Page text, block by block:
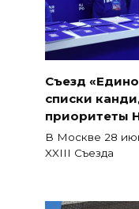
Съезд
списки
приоритеты
В Москве 28
XXIII Съезда